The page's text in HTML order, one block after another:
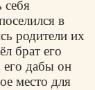
себя
в
родители их
брат его
его дабы он
место для